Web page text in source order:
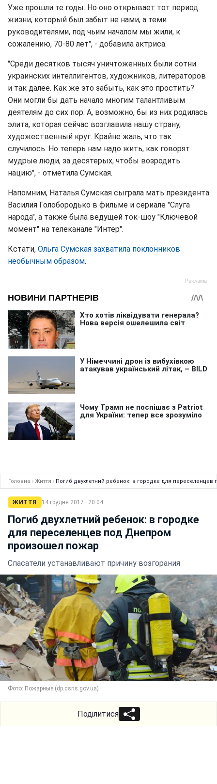
Уже прошли те годы. Но оно открывает тот период
жизни, который был забыт не нами, а теми
руководителями, под чьим началом мы жили, к
сожалению, 70-80 лет", - добавила актриса.
"Среди десятков тысяч уничтоженных были сотни
украинских интеллигентов, художников, литераторов
и так далее. Как же это забыть, как это простить?
Они могли бы дать начало многим талантливым
деятелям до сих пор. А, возможно, бы из них родилась
элита, которая сейчас возглавила нашу страну,
художественный круг. Крайне жаль, что так
случилось. Но теперь нам надо жить, как говорят
мудрые люди, за десятерых, чтобы возродить
нацию", - отметила Сумская.
Напомним, Наталья Сумская сыграла мать президента
Василия Голобородько в фильме и сериале "Слуга
народа", а также была ведущей ток-шоу "Ключевой
момент" на телеканале "Интер".
Кстати, Ольга Сумская захватила поклонников
необычным образом.
Головна › Життя › Погиб двухлетний ребенок: в городке для
ЖИТТЯ 14 грудня 2017 · 20:04
Погиб двухлетний ребенок: в городке
для переселенцев под Днепром
произошел пожар
Спасатели устанавливают причину возгорания
Фото: Пожарные (dp.dsns.gov.ua)
Поділитися